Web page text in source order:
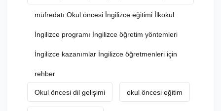
müfredatı Okul öncesi İngilizce eğitimi İlkokul
İngilizce programı İngilizce öğretim yöntemleri
İngilizce kazanımlar İngilizce öğretmenleri için
rehber
Okul öncesi dil gelişimi okul öncesi eğitim